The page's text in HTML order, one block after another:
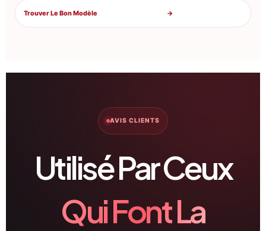
Trouver Le Bon Modèle →
AVIS CLIENTS
Utilisé Par Ceux
Qui Font La